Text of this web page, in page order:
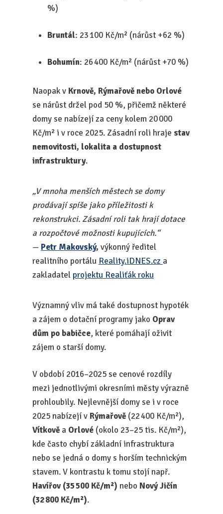
%)
Bruntál: 23 100 Kč/m² (nárůst +62 %)
Bohumín: 26 400 Kč/m² (nárůst +70 %)
Naopak v Krnově, Rýmařově nebo Orlové
se nárůst držel pod 50 %, přičemž některé
domy se nabízejí za ceny kolem 20 000
Kč/m² i v roce 2025. Zásadní roli hraje stav
nemovitosti, lokalita a dostupnost
infrastruktury.
„V mnoha menších městech se domy
prodávají spíše jako příležitosti k
rekonstrukci. Zásadní roli tak hrají dotace
a rozpočtové možnosti kupujících.“
— Petr Makovský, výkonný ředitel
realitního portálu Reality.iDNES.cz a
zakladatel projektu Realiťák roku
Významný vliv má také dostupnost hypoték
a zájem o dotační programy jako Oprav
dům po babičce, které pomáhají oživit
zájem o starší domy.
V období 2016–2025 se cenové rozdíly
mezi jednotlivými okresními městy výrazně
prohloubily. Nejlevnější domy se i v roce
2025 nabízejí v Rýmařově(22 400 Kč/m²),
Vítkověa Orlové(okolo 23–25 tis. Kč/m²),
kde často chybí základní infrastruktura
nebo se jedná o domy s horším technickým
stavem. V kontrastu k tomu stojí např.
Havířov (35 500 Kč/m²) nebo Nový Jičín
(32 800 Kč/m²).